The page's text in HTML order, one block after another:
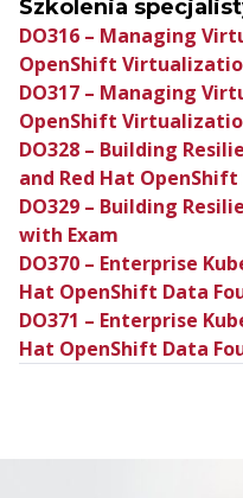
Szkolenia
DO316 – Managing
OpenShift
DO317 – Managing
OpenShift
DO328 – Building
and Red Hat OpenShift
DO329 – Building
with Exam
DO370 – Enterprise
Hat OpenShift Data
DO371 – Enterprise
Hat OpenShift Data